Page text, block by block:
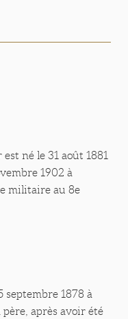
né le 31 août 1881
1902 à
militaire au 8e
septembre 1878 à
père, après avoir été